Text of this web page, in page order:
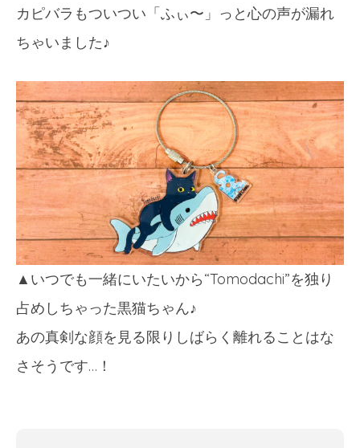
カピバラもついつい「ふぃ〜」っと心の声が漏れ
ちゃいました♪
▲いつでも一緒にいたいから“Tomodachi”を独り
占めしちゃった黒猫ちゃん♪
あの真剣な顔を見る限りしばらく離れることはな
さそうです…！